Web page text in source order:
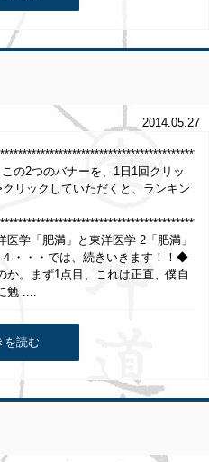
2014.05.27
ーを、1日1回クリッ
リックしていただくと、ランキン
学「肥満」と東洋医学 2「肥満」
・・・では、続きいきます！！◆
。まず1点目、これは正直、僕自
勉 ....
を読む